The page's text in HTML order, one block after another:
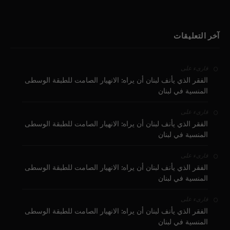
آخر التعليقات
قارىء على
الفقر الذي يأنف لبنان أن يراه: الانهيار الصامت للطبقة الوسطى
المنسية في لبنان
قارىء على
الفقر الذي يأنف لبنان أن يراه: الانهيار الصامت للطبقة الوسطى
المنسية في لبنان
قارىء على
الفقر الذي يأنف لبنان أن يراه: الانهيار الصامت للطبقة الوسطى
المنسية في لبنان
قارىء على
الفقر الذي يأنف لبنان أن يراه: الانهيار الصامت للطبقة الوسطى
المنسية في لبنان